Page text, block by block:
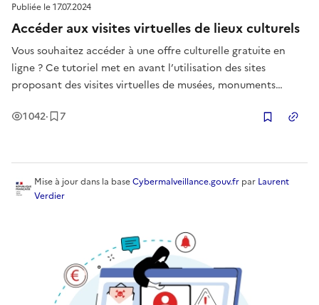
Publiée le17.07.2024
Accéder aux visites virtuelles de lieux culturels
Vous souhaitez accéder à une offre culturelle gratuite en
ligne ? Ce tutoriel met en avant l’utilisation des sites
proposant des visites virtuelles de musées, monuments
les adultes que pour les enfants.
1 042Vues
· 7Enregistrement
Mise à jourdans la baseCybermalveillance.gouv.fr par Laurent
Verdier